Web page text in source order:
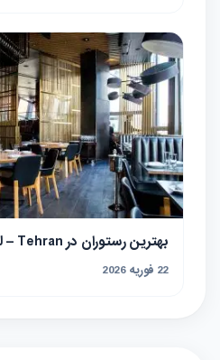
بهترین رستوران در Tehran – لیست کامل
22 فوریه 2026